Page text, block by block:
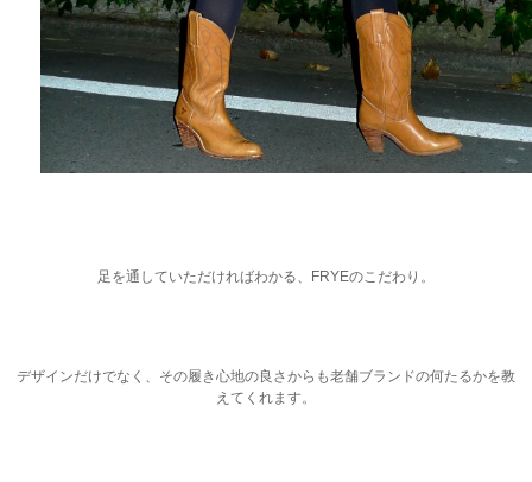
足を通していただければわかる、FRYEのこだわり。
デザインだけでなく、その履き心地の良さからも老舗ブランドの何たるかを教
えてくれます。